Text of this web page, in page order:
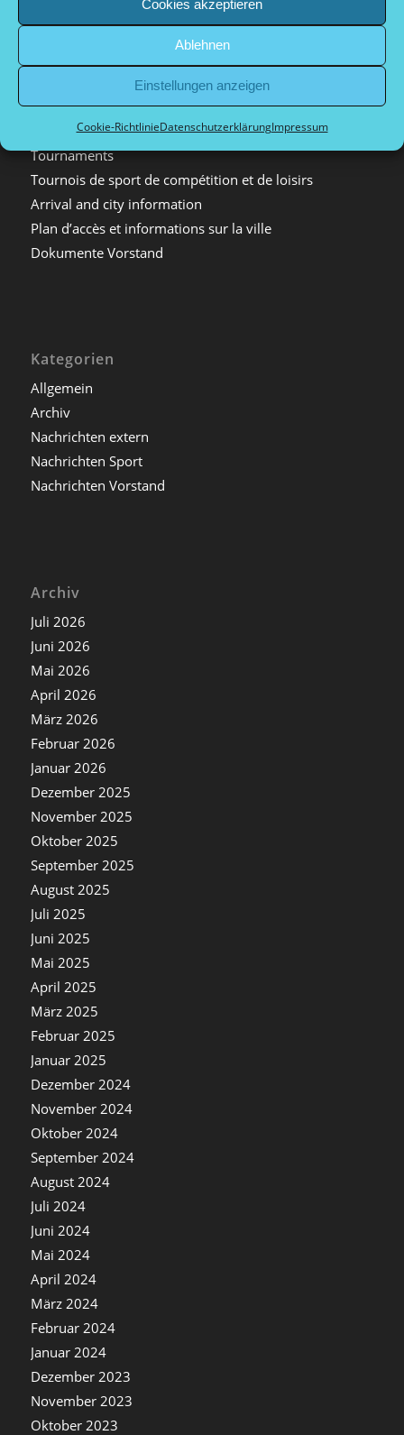
Cookies akzeptieren
Ablehnen
Einstellungen anzeigen
Cookie-RichtlinieDatenschutzerklärungImpressum
Firmenveranstaltungen
Impressum
Datenschutzerklärung
Tournaments
Tournois de sport de compétition et de loisirs
Arrival and city information
Plan d’accès et informations sur la ville
Dokumente Vorstand
Kategorien
Allgemein
Archiv
Nachrichten extern
Nachrichten Sport
Nachrichten Vorstand
Archiv
Juli 2026
Juni 2026
Mai 2026
April 2026
März 2026
Februar 2026
Januar 2026
Dezember 2025
November 2025
Oktober 2025
September 2025
August 2025
Juli 2025
Juni 2025
Mai 2025
April 2025
März 2025
Februar 2025
Januar 2025
Dezember 2024
November 2024
Oktober 2024
September 2024
August 2024
Juli 2024
Juni 2024
Mai 2024
April 2024
März 2024
Februar 2024
Januar 2024
Dezember 2023
November 2023
Oktober 2023